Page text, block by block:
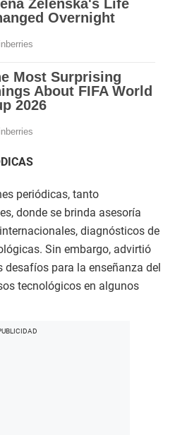
periódicas, tanto
donde se brinda asesoría
diagnósticos de
Sin embargo, advirtió
para la enseñanza del
tecnológicos en algunos